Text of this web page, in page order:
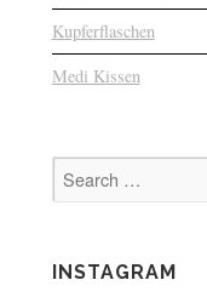
Kupferflaschen
Medi Kissen
INSTAGRAM